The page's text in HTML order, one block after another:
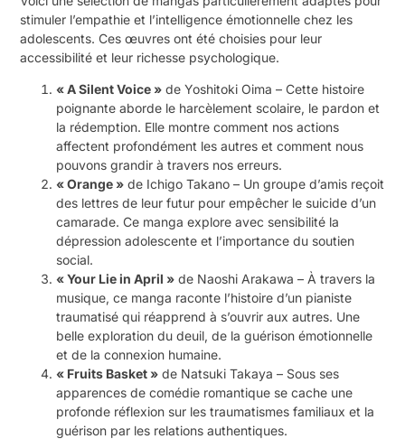
stimuler l’empathie et l’intelligence émotionnelle chez les
adolescents. Ces œuvres ont été choisies pour leur
accessibilité et leur richesse psychologique.
« A Silent Voice » de Yoshitoki Oima – Cette histoire
poignante aborde le harcèlement scolaire, le pardon et
la rédemption. Elle montre comment nos actions
affectent profondément les autres et comment nous
pouvons grandir à travers nos erreurs.
« Orange » de Ichigo Takano – Un groupe d’amis reçoit
des lettres de leur futur pour empêcher le suicide d’un
camarade. Ce manga explore avec sensibilité la
dépression adolescente et l’importance du soutien
social.
« Your Lie in April » de Naoshi Arakawa – À travers la
musique, ce manga raconte l’histoire d’un pianiste
traumatisé qui réapprend à s’ouvrir aux autres. Une
belle exploration du deuil, de la guérison émotionnelle
et de la connexion humaine.
« Fruits Basket » de Natsuki Takaya – Sous ses
apparences de comédie romantique se cache une
profonde réflexion sur les traumatismes familiaux et la
guérison par les relations authentiques.